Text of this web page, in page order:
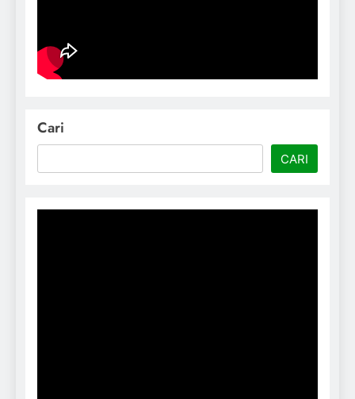
Cari
CARI